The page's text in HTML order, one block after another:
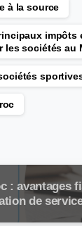
à la source
impôts
les sociétés au
: avantages
de